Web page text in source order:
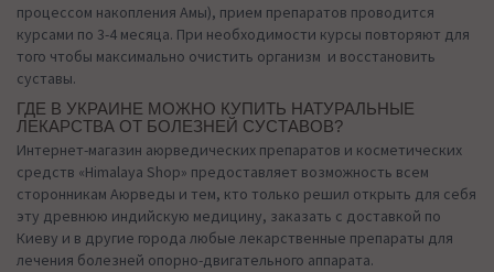
процессом накопления Амы), прием препаратов проводится
курсами по 3-4 месяца. При необходимости курсы повторяют для
того чтобы максимально очистить организм и восстановить
суставы.
ГДЕ В УКРАИНЕ МОЖНО КУПИТЬ НАТУРАЛЬНЫЕ
ЛЕКАРСТВА ОТ БОЛЕЗНЕЙ СУСТАВОВ?
Интернет-магазин аюрведических препаратов и косметических
средств «Himalaya Shop» предоставляет возможность всем
сторонникам Аюрведы и тем, кто только решил открыть для себя
эту древнюю индийскую медицину, заказать с доставкой по
Киеву и в другие города любые лекарственные препараты для
лечения болезней опорно-двигательного аппарата.